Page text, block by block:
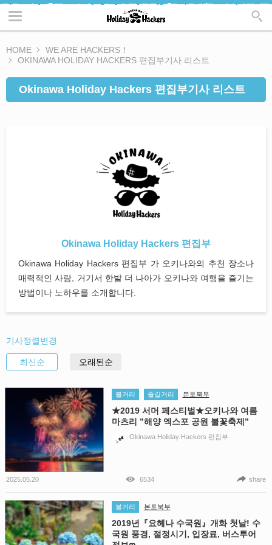
HOME
WE ARE HACKERS！
OKINAWA HOLIDAY HACKERS 편집부기사 리스트
Okinawa Holiday Hackers 편집부기사 리스트
Okinawa Holiday Hackers 편집부
Okinawa Holiday Hackers 편집부 가 오키나와의 추천 장소나
매력적인 사람, 거기서 한발 더 나아가 오키나와 여행을 즐기는
방법이나 노하우를 소개합니다.
기사정렬변경
최신순 오래된순
볼거리 즐길거리 본토북부
★2019 서머 페스티벌★오키나와 여름
마츠리 ”해양 엑스포 공원 불꽃축제”
Okinawa Holiday Hackers 편집부
2025.05.20 6534 share
볼거리 본토북부
2019년『요헤나 수국원』개화 첫날! 수
국원 풍경, 절정시기, 입장료, 버스투어